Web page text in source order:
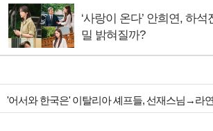
‘사랑이 온다’ 안희연, 하
밀 밝혀질까?
'어서와 한국은' 이탈리아 셰프들, 선재스님→라